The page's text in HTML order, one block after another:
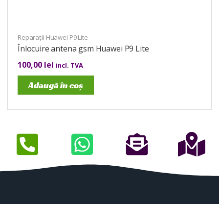
Reparații Huawei P9 Lite
Înlocuire antena gsm Huawei P9 Lite
100,00 lei incl. TVA
Adaugă în coș